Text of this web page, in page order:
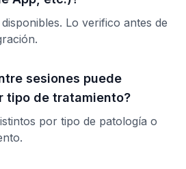
Lo verifico antes de
sesiones puede
tipo de tratamiento?
por tipo de patología o